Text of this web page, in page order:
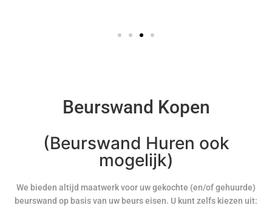
Beurswand Kopen
(Beurswand Huren ook
mogelijk)
We bieden altijd maatwerk voor uw gekochte (en/of gehuurde)
beurswand op basis van uw beurs eisen. U kunt zelfs kiezen uit: